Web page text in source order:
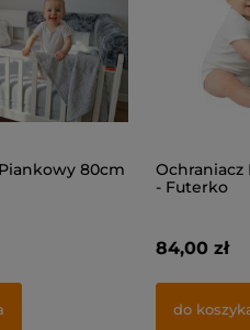
80cm
- Futerko
84,00 zł
do